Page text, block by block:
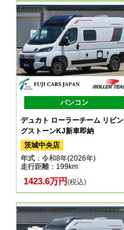
バンコン
デュカト ローラーチーム リビン
グストーンKJ新車即納
茨城中央店
年式 ：令和8年(2026年)
走行距離：199km
1423.6万円(税込)